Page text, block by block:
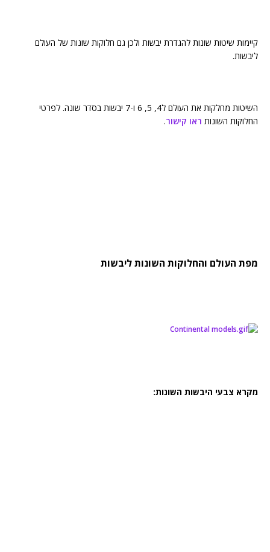
קיימות שיטות שונות להגדרת יבשות ולכן גם חלוקות שונות של העולם
ליבשות.
השיטות מחלקות את העולם ל4, 5, 6 ו-7 יבשות בסדר שונה. לפרטי
החלוקות השונות ראו קישור.
מפת העולם והחלוקות השונות ליבשות
מקרא צבעי היבשות השונות: